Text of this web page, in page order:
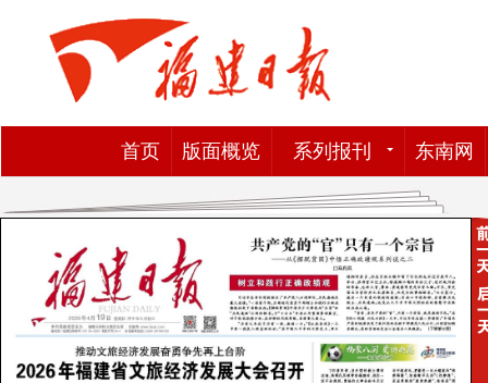
首页 版面概览 系列报刊 东南网